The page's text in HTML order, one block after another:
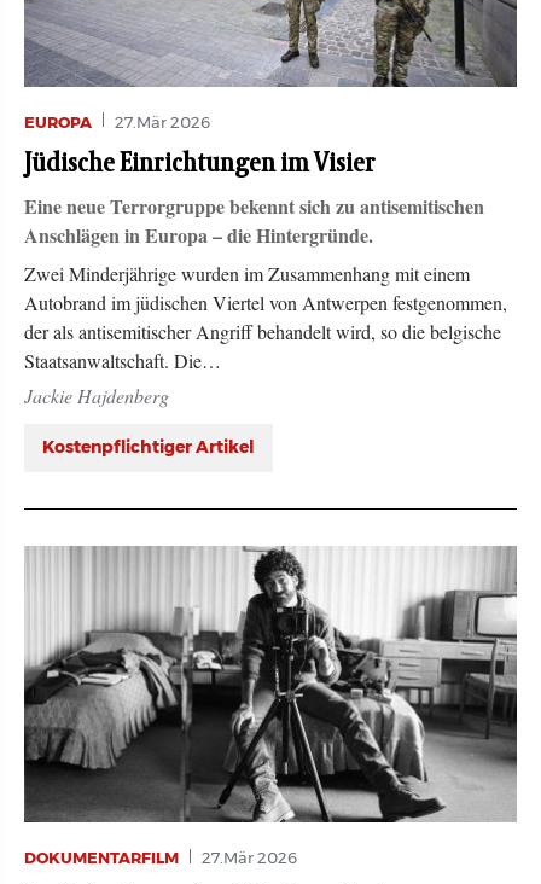
EUROPA 27.Mär 2026
Jüdische Einrichtungen im Visier
Eine neue Terrorgruppe bekennt sich zu antisemitischen
Anschlägen in Europa – die Hintergründe.
Zwei Minderjährige wurden im Zusammenhang mit einem
Autobrand im jüdischen Viertel von Antwerpen festgenommen,
der als antisemitischer Angriff behandelt wird, so die belgische
Staatsanwaltschaft. Die…
Jackie Hajdenberg
Kostenpflichtiger Artikel
DOKUMENTARFILM 27.Mär 2026